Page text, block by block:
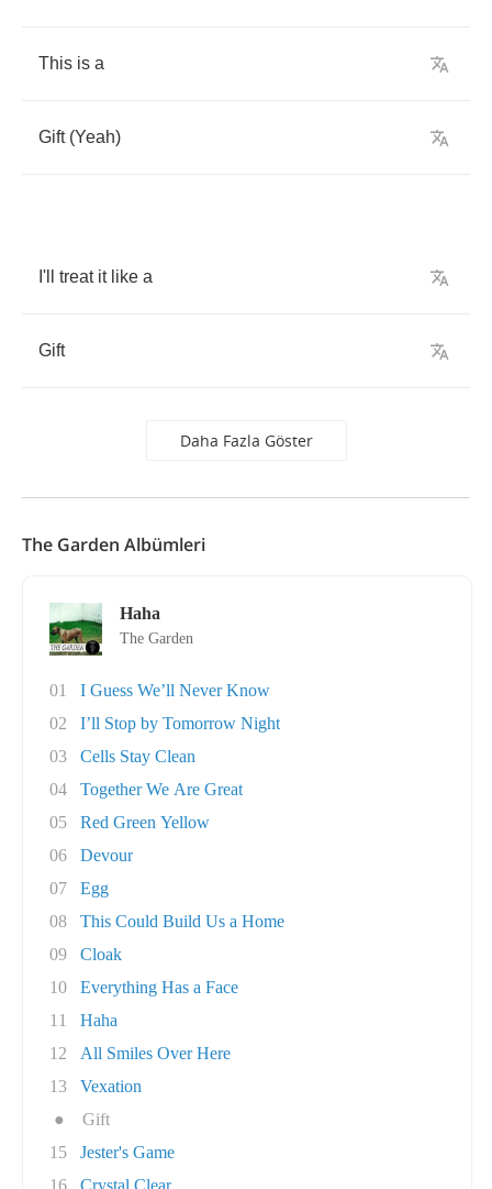
This is a
Gift(Yeah)
I'll treat it like a
Gift
Daha Fazla Göster
The Garden Albümleri
Haha
The Garden
01
I Guess We’ll Never Know
02
I’ll Stop by Tomorrow Night
03
Cells Stay Clean
04
Together We Are Great
05
Red Green Yellow
06
Devour
07
Egg
08
This Could Build Us a Home
09
Cloak
10
Everything Has a Face
11
Haha
12
All Smiles Over Here
13
Vexation
●
Gift
15
Jester's Game
16
Crystal Clear